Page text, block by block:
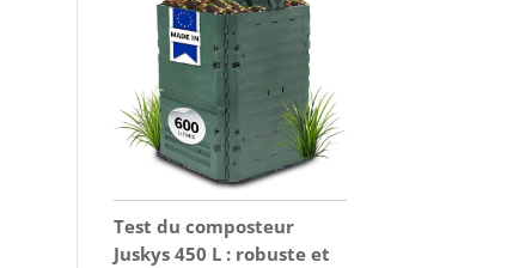
Test du composteur
Juskys 450 L : robuste et